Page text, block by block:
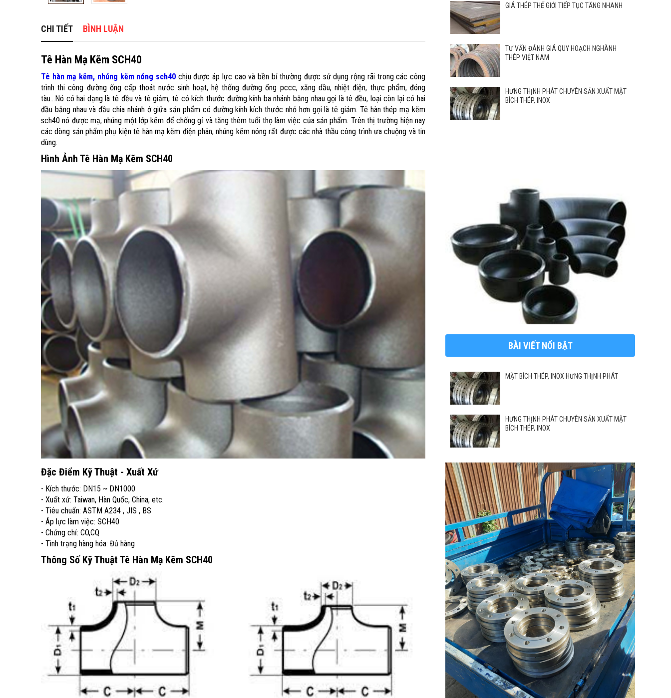
CHI TIẾT BÌNH LUẬN
Tê Hàn Mạ Kẽm SCH40
Tê hàn mạ kẽm, nhúng kẽm nóng sch40chịu được áp lực cao và bền bỉ thường được sử dụng rộng rãi trong các công
trình thi công đường ống cấp thoát nước sinh hoạt, hệ thống đường ống pccc, xăng dầu, nhiệt điện, thực phẩm, đóng
tàu...Nó có hai dạng là tê đều và tê giảm, tê có kích thước đường kính ba nhánh bằng nhau gọi là tê đều, loại còn lại có hai
đầu bằng nhau và đầu chia nhánh ở giữa sản phẩm có đường kính kích thước nhỏ hơn gọi là tê giảm. Tê hàn thép mạ kẽm
sch40 nó được mạ, nhúng một lớp kẽm để chống gỉ và tăng thêm tuổi thọ làm việc của sản phẩm. Trên thị trường hiện nay
các dòng sản phẩm phụ kiện tê hàn mạ kẽm điện phân, nhúng kẽm nóng rất được các nhà thầu công trình ưa chuộng và tin
dùng.
Hình Ảnh Tê Hàn Mạ Kẽm SCH40
Đặc Điểm Kỹ Thuật - Xuất Xứ
- Kích thước: DN15 ~ DN1000
- Xuất xứ: Taiwan, Hàn Quốc, China, etc.
- Tiêu chuẩn: ASTM A234 , JIS , BS
- Áp lực làm việc: SCH40
- Chứng chỉ: CO,CQ
- Tình trạng hàng hóa: Đủ hàng
Thông Số Kỹ Thuật Tê Hàn Mạ Kẽm SCH40
GIÁ THÉP THẾ GIỚI TIẾP TỤC TĂNG NHANH
TƯ VẤN ĐÁNH GIÁ QUY HOẠCH NGHÀNH
THÉP VIỆT NAM
HƯNG THỊNH PHÁT CHUYÊN SẢN XUẤT MẶT
BÍCH THÉP, INOX
BÀI VIẾT NỔI BẬT
MẶT BÍCH THÉP, INOX HƯNG THỊNH PHÁT
HƯNG THỊNH PHÁT CHUYÊN SẢN XUẤT MẶT
BÍCH THÉP, INOX
HOÀN THÀNH